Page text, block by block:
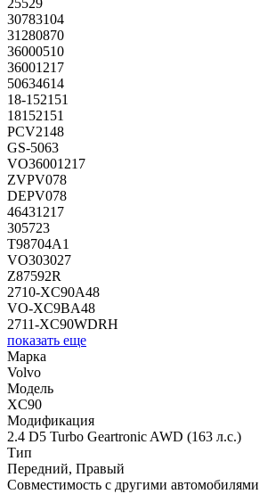
25529
30783104
31280870
36000510
36001217
50634614
18-152151
18152151
PCV2148
GS-5063
VO36001217
ZVPV078
DEPV078
46431217
305723
T98704A1
VO303027
Z87592R
2710-XC90A48
VO-XC9BA48
2711-XC90WDRH
показать еще
Марка
Volvo
Модель
XC90
Модификация
2.4 D5 Turbo Geartronic AWD (163 л.с.)
Тип
Передний, Правый
Совместимость с другими автомобилями